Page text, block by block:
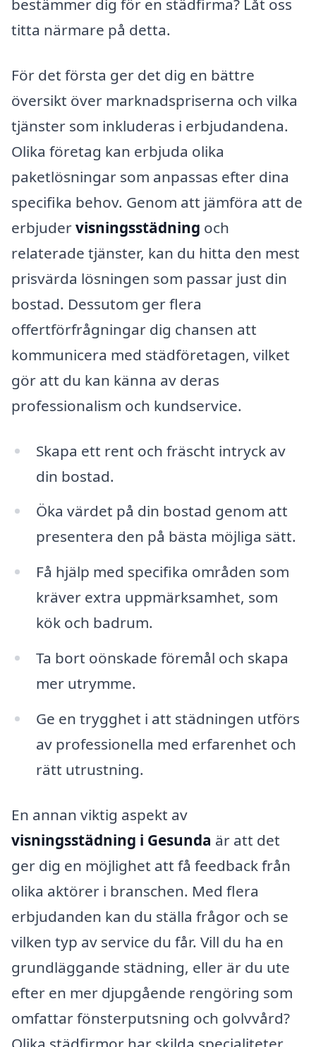
bestämmer dig för en städfirma? Låt oss
titta närmare på detta.
För det första ger det dig en bättre
översikt över marknadspriserna och vilka
tjänster som inkluderas i erbjudandena.
Olika företag kan erbjuda olika
paketlösningar som anpassas efter dina
specifika behov. Genom att jämföra att de
erbjudervisningsstädning och
relaterade tjänster, kan du hitta den mest
prisvärda lösningen som passar just din
bostad. Dessutom ger flera
offertförfrågningar dig chansen att
kommunicera med städföretagen, vilket
gör att du kan känna av deras
professionalism och kundservice.
Skapa ett rent och fräscht intryck av
din bostad.
Öka värdet på din bostad genom att
presentera den på bästa möjliga sätt.
Få hjälp med specifika områden som
kräver extra uppmärksamhet, som
kök och badrum.
Ta bort oönskade föremål och skapa
mer utrymme.
Ge en trygghet i att städningen utförs
av professionella med erfarenhet och
rätt utrustning.
En annan viktig aspekt av
visningsstädning i Gesunda är att det
ger dig en möjlighet att få feedback från
olika aktörer i branschen. Med flera
erbjudanden kan du ställa frågor och se
vilken typ av service du får. Vill du ha en
grundläggande städning, eller är du ute
efter en mer djupgående rengöring som
omfattar fönsterputsning och golvvård?